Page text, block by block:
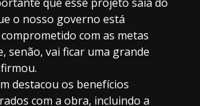
que esse projeto saia do
o nosso governo está
com as metas
senão, vai ficar uma grande
destacou os benefícios
com a obra, incluindo a